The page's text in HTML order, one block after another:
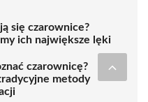
się czarownice?
ich największe lęki
czarownicę?
metody